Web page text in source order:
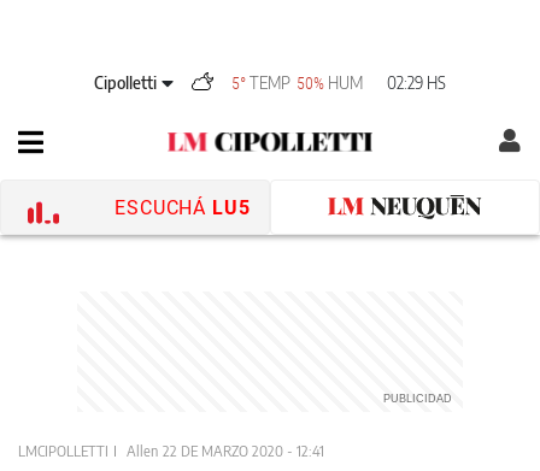
Cipolletti 5° TEMP 50% HUM 02:29 HS
ESCUCHÁ LU5
LMCIPOLLETTI Allen 22 DE MARZO 2020 - 12:41